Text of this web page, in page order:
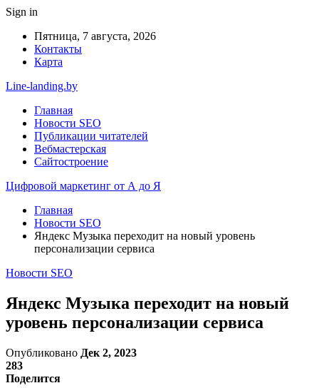
Sign in
Пятница, 7 августа, 2026
Контакты
Карта
Line-landing.by
Главная
Новости SEO
Публикации читателей
Вебмастерская
Сайтостроение
Цифровой маркетинг от А до Я
Главная
Новости SEO
Яндекс Музыка переходит на новый уровень
персонализации сервиса
Новости SEO
Яндекс Музыка переходит на новый
уровень персонализации сервиса
Опубликовано Дек 2, 2023
283
Поделится